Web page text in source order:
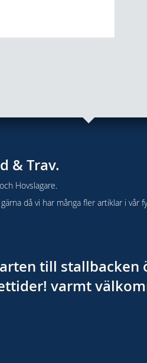
& Trav.
Hovslagare.
då vi har många fler artiklar i vår
till
varmt